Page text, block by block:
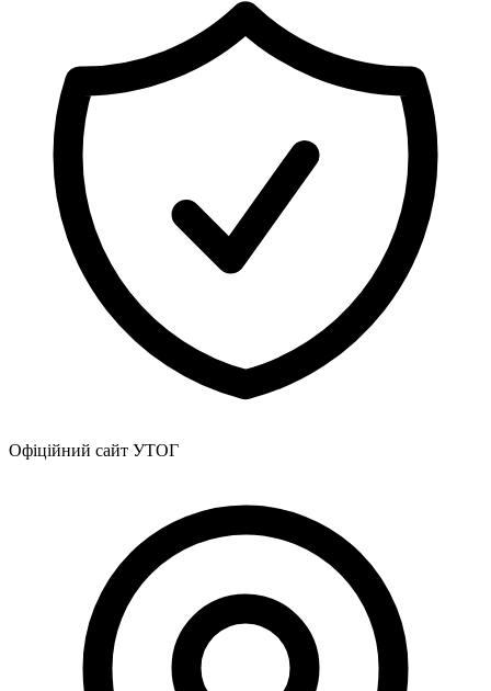
Безбар'єрність для глухих
Вінницька область
Волинська область
Житомирська область
Закарпатська область
Запорізька область
Івано-Франківська область
Київська область
Кіровоградська область
Львівська область
Миколаївська область
Одеська область
Полтавська область
Сумська область
Харківська область
Херсонська область
Хмельницька область
Черкаська область
Чернівецька область
Чернігівська область
Особи відповідальні за контактування з
питань укладення договорів
Офіційний сайт УТОГ